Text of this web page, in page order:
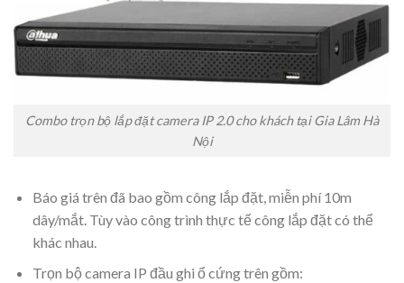
Combo trọn bộ lắp đặt camera IP 2.0 cho khách tại Gia Lâm Hà
Nội
Báo giá trên đã bao gồm công lắp đặt, miễn phí 10m
dây/mắt. Tùy vào công trình thực tế công lắp đặt có thể
khác nhau.
Trọn bộ camera IP đầu ghi ổ cứng trên gồm: